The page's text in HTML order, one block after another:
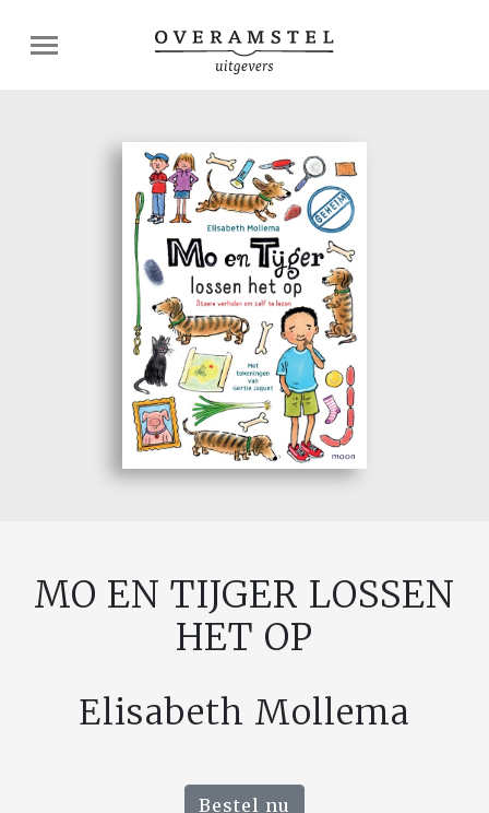
MO EN TIJGER LOSSEN
HET OP
Elisabeth Mollema
Bestel nu